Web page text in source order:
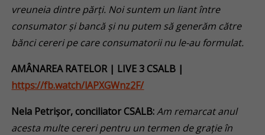
vreuneia dintre părți. Noi suntem un liant între
consumator și bancă și nu putem să generăm către
bănci cereri pe care consumatorii nu le-au formulat.
AMÂNAREA RATELOR | LIVE 3CSALB |
https://fb.watch/lAPXGWnz2F/
Nela Petrișor, conciliator CSALB:Am remarcat anul
acesta multe cereri pentru un termen de grație în